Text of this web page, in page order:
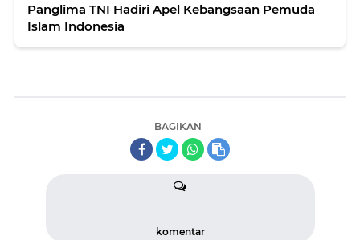
Panglima TNI Hadiri Apel Kebangsaan Pemuda
Islam Indonesia
BAGIKAN
komentar